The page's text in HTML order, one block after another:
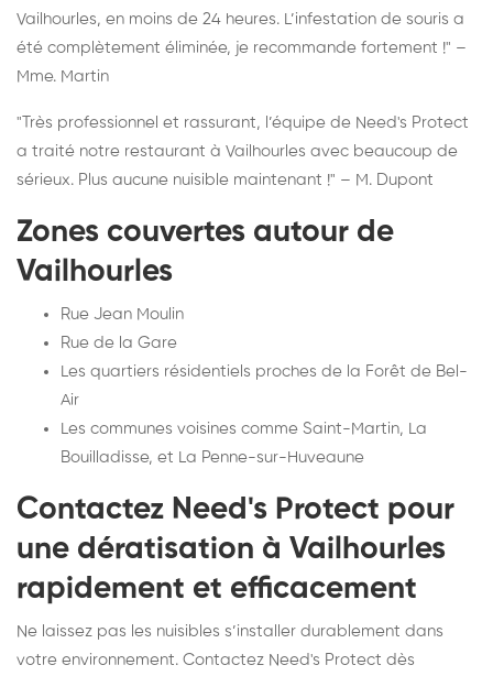
Vailhourles, en moins de 24 heures. L’infestation de souris a
été complètement éliminée, je recommande fortement !" –
Mme. Martin
"Très professionnel et rassurant, l’équipe de Need's Protect
a traité notre restaurant à Vailhourles avec beaucoup de
sérieux. Plus aucune nuisible maintenant !" – M. Dupont
Zones couvertes autour de
Vailhourles
Rue Jean Moulin
Rue de la Gare
Les quartiers résidentiels proches de la Forêt de Bel-
Air
Les communes voisines comme Saint-Martin, La
Bouilladisse, et La Penne-sur-Huveaune
Contactez Need's Protect pour
une dératisation à Vailhourles
rapidement et efficacement
Ne laissez pas les nuisibles s’installer durablement dans
votre environnement. Contactez Need's Protect dès